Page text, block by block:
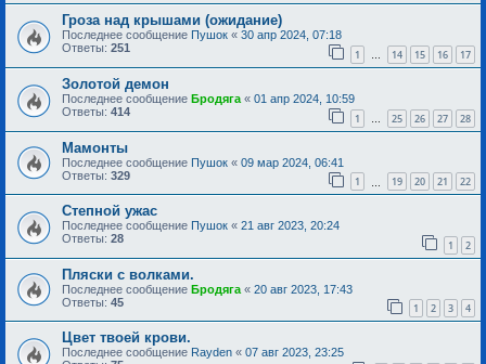
Гроза над крышами (ожидание)
Последнее сообщение Пушок « 30 апр 2024, 07:18
Ответы: 251 1 … 14 15 16 17
Золотой демон
Последнее сообщение Бродяга « 01 апр 2024, 10:59
Ответы: 414 1 25 26 27 28
Мамонты
Последнее сообщение Пушок « 09 мар 2024, 06:41
Ответы: 329 1 19 20 21 22
Степной ужас
Последнее сообщение Пушок « 21 авг 2023, 20:24
Ответы: 28 1 2
Пляски с волками.
Последнее сообщение Бродяга « 20 авг 2023, 17:43
Ответы: 45 1 2 3 4
Цвет твоей крови.
Последнее сообщение Rayden « 07 авг 2023, 23:25